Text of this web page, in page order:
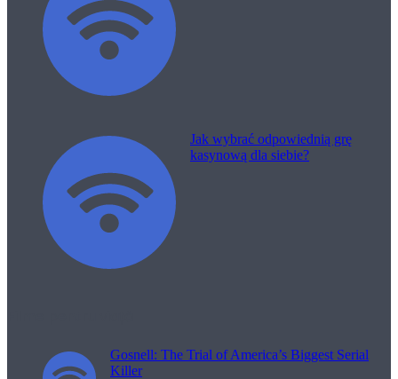
Jak wybrać odpowiednią grę
kasynową dla siebie?
Gosnell: The Trial of America’s Biggest Serial
Killer